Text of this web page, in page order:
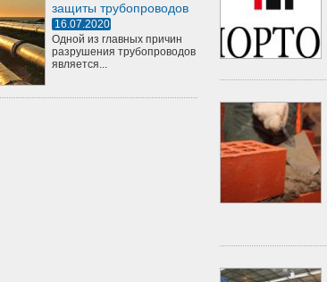
защиты трубопроводов
16.07.2020
Одной из главных причин
разрушения трубопроводов
является...